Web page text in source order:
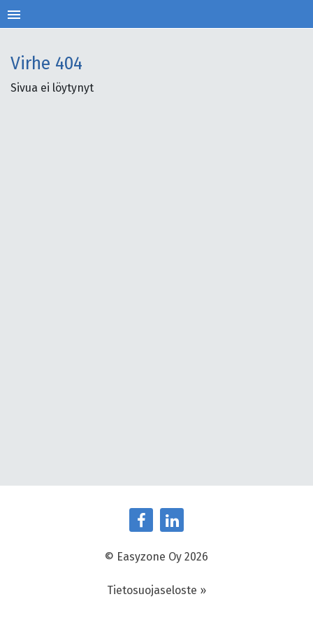
menu
Virhe 404
Sivua ei löytynyt
© Easyzone Oy 2026
Tietosuojaseloste »